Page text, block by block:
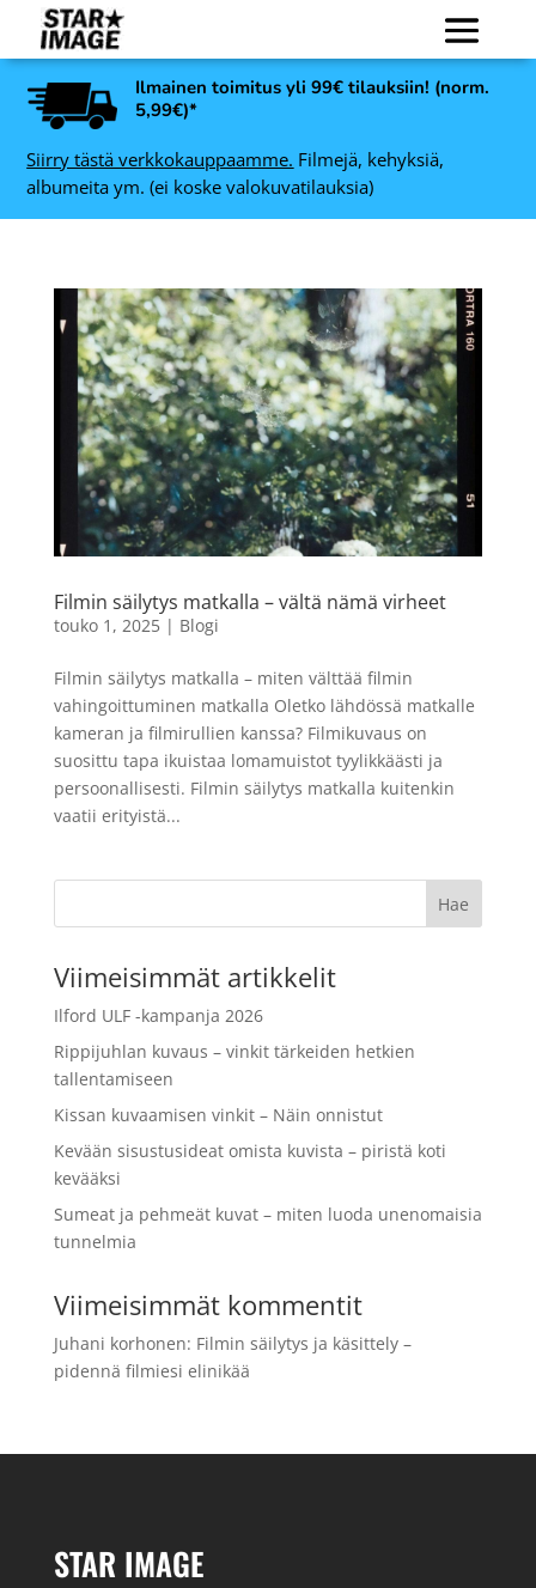
Ilmainen toimitus yli 99€ tilauksiin! (norm.
5,99€)*
Siirry tästä verkkokauppaamme. Filmejä, kehyksiä,
albumeita ym. (ei koske valokuvatilauksia)
Filmin säilytys matkalla – vältä nämä virheet
touko 1, 2025| Blogi
Filmin säilytys matkalla – miten välttää filmin
vahingoittuminen matkalla Oletko lähdössä matkalle
kameran ja filmirullien kanssa? Filmikuvaus on
suosittu tapa ikuistaa lomamuistot tyylikkäästi ja
persoonallisesti. Filmin säilytys matkalla kuitenkin
vaatii erityistä...
Viimeisimmät artikkelit
Ilford ULF -kampanja 2026
Rippijuhlan kuvaus – vinkit tärkeiden hetkien
tallentamiseen
Kissan kuvaamisen vinkit – Näin onnistut
Kevään sisustusideat omista kuvista – piristä koti
kevääksi
Sumeat ja pehmeät kuvat – miten luoda unenomaisia
tunnelmia
Viimeisimmät kommentit
Juhani korhonen: Filmin säilytys ja käsittely –
pidennä filmiesi elinikää
STAR IMAGE
NiSi Filter UV SMC L395
82mm